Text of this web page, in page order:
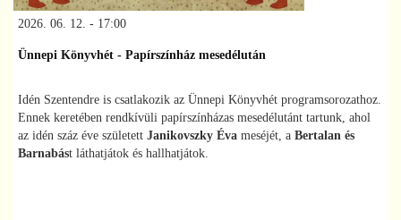
2026. 06. 12. - 17:00
Ünnepi Könyvhét - Papírszínház mesedélután
Idén Szentendre is csatlakozik az Ünnepi Könyvhét programsorozathoz.
Ennek keretében rendkívüli papírszínházas mesedélutánt tartunk, ahol
az idén száz éve született Janikovszky Éva meséjét, a Bertalan és
Barnabást láthatjátok és hallhatjátok.